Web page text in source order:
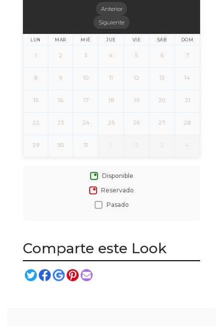
Anterior
Siguiente
LUN MAR MIÉ JUE VIE SÁB DOM
1 2 3 4 5 6 7
8 9 10 11 12 13 14
15 16 17 18 19 20 21
22 23 24 25 26 27 28
29 30 31 1 2 3 4
Disponible
Reservado
Pasado
Comparte este Look